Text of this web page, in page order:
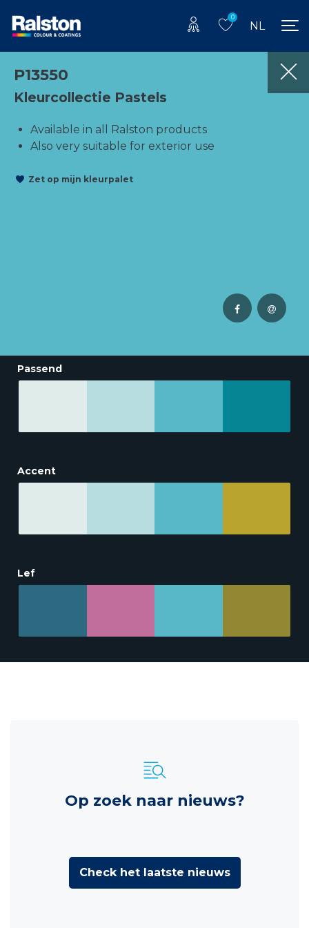
0
NL
P13550
Kleurcollectie Pastels
Available in all Ralston products
Also very suitable for exterior use
Zet op mijn kleurpalet
Passend
Accent
Lef
Op zoek naar nieuws?
Check het laatste nieuws